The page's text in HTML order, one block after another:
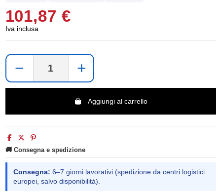
101,87 €
Iva inclusa
− +
Aggiungi al carrello
🚚 Consegna e spedizione
Consegna: 6–7 giorni lavorativi (spedizione da centri logistici
europei, salvo disponibilità).